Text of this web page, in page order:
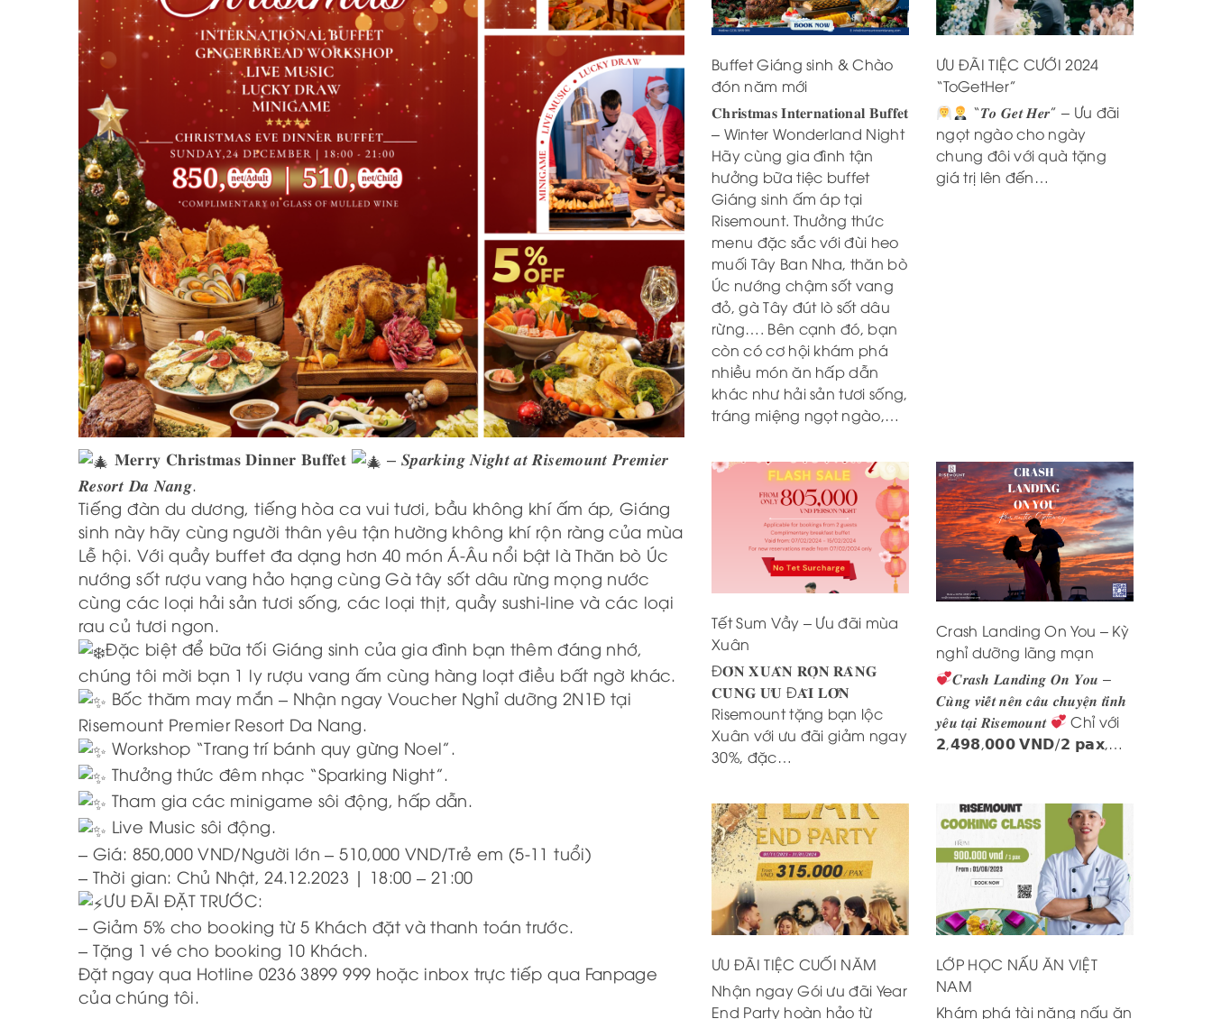
𝐌𝐞𝐫𝐫𝐲 𝐂𝐡𝐫𝐢𝐬𝐭𝐦𝐚𝐬 𝐃𝐢𝐧𝐧𝐞𝐫 𝐁𝐮𝐟𝐟𝐞𝐭
– 𝑺𝒑𝒂𝒓𝒌𝒊𝒏𝒈 𝑵𝒊𝒈𝒉𝒕 𝒂𝒕 𝑹𝒊𝒔𝒆𝒎𝒐𝒖𝒏𝒕 𝑷𝒓𝒆𝒎𝒊𝒆𝒓
𝑹𝒆𝒔𝒐𝒓𝒕 𝑫𝒂 𝑵𝒂𝒏𝒈.
Tiếng đàn du dương, tiếng hòa ca vui tươi, bầu không khí ấm áp, Giáng
sinh này hãy cùng người thân yêu tận hường không khí rộn ràng của mùa
Lễ hội. Với quầy buffet đa dạng hơn 40 món Á-Âu nổi bật là Thăn bò Úc
nướng sốt rượu vang hảo hạng cùng Gà tây sốt dâu rừng mọng nước
cùng các loại hải sản tươi sống, các loại thịt, quầy sushi-line và các loại
rau củ tươi ngon.
Đặc biệt để bữa tối Giáng sinh của gia đình bạn thêm đáng nhớ,
chúng tôi mời bạn 1 ly rượu vang ấm cùng hàng loạt điều bất ngờ khác.
Bốc thăm may mắn – Nhận ngay Voucher Nghỉ dưỡng 2N1Đ tại
Risemount Premier Resort Da Nang.
Workshop “Trang trí bánh quy gừng Noel”.
Thưởng thức đêm nhạc “Sparking Night”.
Tham gia các minigame sôi động, hấp dẫn.
Live Music sôi động.
– Giá: 850,000 VND/Người lớn – 510,000 VND/Trẻ em (5-11 tuổi)
– Thời gian: Chủ Nhật, 24.12.2023 | 18:00 – 21:00
ƯU ĐÃI ĐẶT TRƯỚC:
– Giảm 5% cho booking từ 5 Khách đặt và thanh toán trước.
– Tặng 1 vé cho booking 10 Khách.
Đặt ngay qua Hotline 0236 3899 999 hoặc inbox trực tiếp qua Fanpage
của chúng tôi.
Buffet Giáng sinh & Chào
đón năm mới
𝐂𝐡𝐫𝐢𝐬𝐭𝐦𝐚𝐬 𝐈𝐧𝐭𝐞𝐫𝐧𝐚𝐭𝐢𝐨𝐧𝐚𝐥 𝐁𝐮𝐟𝐟𝐞𝐭
– Winter Wonderland Night
Hãy cùng gia đình tận
hưởng bữa tiệc buffet
Giáng sinh ấm áp tại
Risemount. Thưởng thức
menu đặc sắc với đùi heo
muối Tây Ban Nha, thăn bò
Úc nướng chậm sốt vang
đỏ, gà Tây đút lò sốt dâu
rừng…. Bên cạnh đó, bạn
còn có cơ hội khám phá
nhiều món ăn hấp dẫn
khác như hải sản tươi sống,
tráng miệng ngọt ngào,…
ƯU ĐÃI TIỆC CƯỚI 2024
“ToGetHer”
“𝑻𝒐 𝑮𝒆𝒕 𝑯𝒆𝒓” – Ưu đãi
ngọt ngào cho ngày
chung đôi với quà tặng
giá trị lên đến…
Tết Sum Vầy – Ưu đãi mùa
Xuân
Đ𝐎́𝐍 𝐗𝐔𝐀̂𝐍 𝐑𝐎̣̂𝐍 𝐑𝐀̀𝐍𝐆
𝐂𝐔̀𝐍𝐆 𝐔̛𝐔 Đ𝐀̃𝐈 𝐋𝐎̛́𝐍
Risemount tặng bạn lộc
Xuân với ưu đãi giảm ngay
30%, đặc…
Crash Landing On You – Kỳ
nghỉ dưỡng lãng mạn
𝑪𝒓𝒂𝒔𝒉 𝑳𝒂𝒏𝒅𝒊𝒏𝒈 𝑶𝒏 𝒀𝒐𝒖 –
𝑪𝒖̀𝒏𝒈 𝒗𝒊𝒆̂́𝒕 𝒏𝒆̂𝒏 𝒄𝒂̂𝒖 𝒄𝒉𝒖𝒚𝒆̣̂𝒏 𝒕𝒊̀𝒏𝒉
𝒚𝒆̂𝒖 𝒕𝒂̣𝒊 𝑹𝒊𝒔𝒆𝒎𝒐𝒖𝒏𝒕
Chỉ với
𝟮,𝟰𝟵𝟴,𝟬𝟬𝟬 𝗩𝗡𝗗/𝟮 𝗽𝗮𝘅,…
ƯU ĐÃI TIỆC CUỐI NĂM
Nhận ngay Gói ưu đãi Year
End Party hoàn hảo từ
LỚP HỌC NẤU ĂN VIỆT
NAM
Khám phá tài năng nấu ăn